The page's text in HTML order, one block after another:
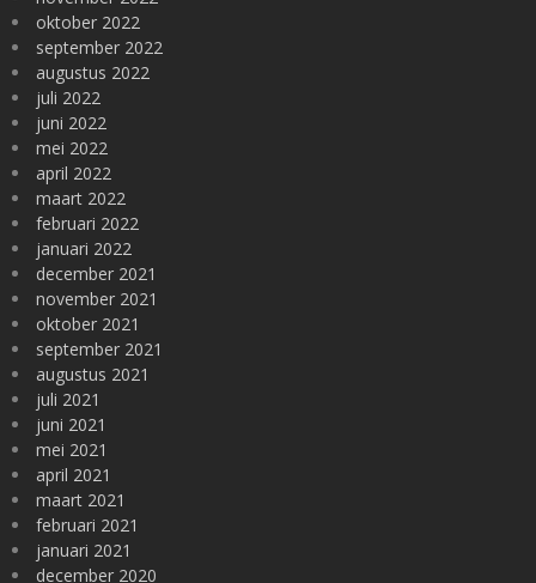
oktober 2022
september 2022
augustus 2022
juli 2022
juni 2022
mei 2022
april 2022
maart 2022
februari 2022
januari 2022
december 2021
november 2021
oktober 2021
september 2021
augustus 2021
juli 2021
juni 2021
mei 2021
april 2021
maart 2021
februari 2021
januari 2021
december 2020